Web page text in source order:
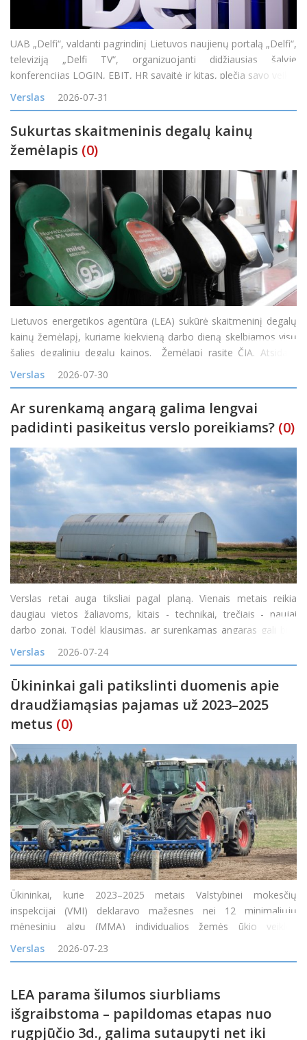
UAB „Delfi“, valdanti pagrindinį Lietuvos naujienų portalą „Delfi“,
televiziją „Delfi TV“, organizuojanti didžiausias šalyje
konferencijas LOGIN, EBIT, HR savaitė ir kitas, plečia savo veiklą
įsigijusi vieną didžiausių skaitmeninės reklamos tinklų Baltijos
Verslas 2026-07-31
Sukurtas skaitmeninis degalų kainų
žemėlapis (0)
Lietuvos energetikos agentūra (LEA) sukūrė skaitmeninį degalų
kainų žemėlapį, kuriame kiekvieną darbo dieną skelbiamos visų
šalies degalinių degalų kainos. Žemėlapį rasite ČIA. Atsidarę
žemėlapį gyventojai nuo šiol galės patys palyginti kainas
skirtingose degalinėse ir rasti pi
Verslas 2026-07-30
Ar surenkamą angarą galima lengvai
padidinti pasikeitus verslo poreikiams? (0)
Verslas retai auga tiksliai pagal planą. Vienais metais reikia
daugiau vietos žaliavoms, kitais - technikai, trečiais - naujai
darbo zonai. Todėl klausimas, ar surenkamas angaras gali būti
padidintas, yra labai praktiškas. Atsakymas dažniausiai priklauso
nuo konstrukcijos tipo, pradinio proje
Verslas 2026-07-24
Ūkininkai gali patikslinti duomenis apie
draudžiamąsias pajamas už 2023–2025
metus (0)
Ūkininkai, kurie 2023–2025 metais Valstybinei mokesčių
inspekcijai (VMI) deklaravo mažesnes nei 12 minimaliųjų
mėnesinių algų (MMA) individualios žemės ūkio veiklos
apmokestinamąsias pajamas arba jų visai neturėjo, tačiau gavo
tam tikrų neapmokestinamųjų pajamų, nuo 2026 m. liepos 1 d.
Verslas 2026-07-23
LEA parama šilumos siurbliams
išgraibstoma – papildomas etapas nuo
rugpjūčio 3d., galima sutaupyti net iki